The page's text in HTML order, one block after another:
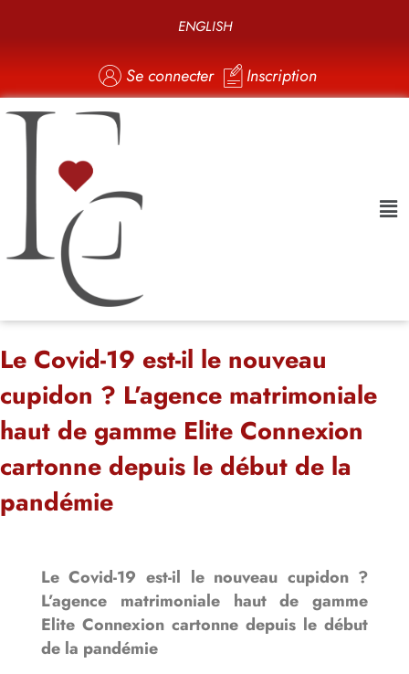
ENGLISH
Se connecter Inscription
Le Covid-19 est-il le nouveau
cupidon ? L’agence matrimoniale
haut de gamme Elite Connexion
cartonne depuis le début de la
pandémie
Le Covid-19 est-il le nouveau cupidon ?
L’agence matrimoniale haut de gamme
Elite Connexion cartonne depuis le début
de la pandémie